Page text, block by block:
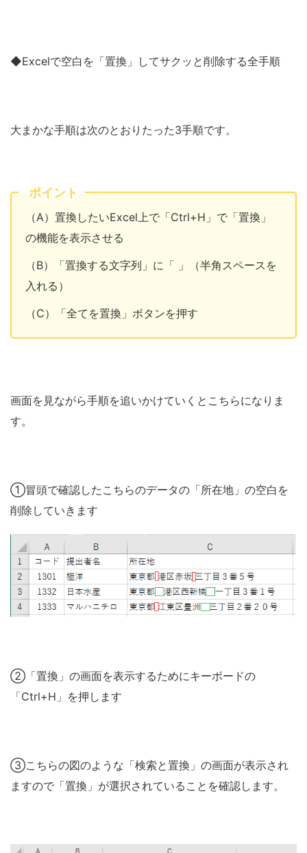
◆Excelで空白を「置換」してサクッと削除する全手順
大まかな手順は次のとおりたった3手順です。
ポイント
（A）置換したいExcel上で「Ctrl+H」で「置換」
の機能を表示させる
（B）「置換する文字列」に「 」（半角スペースを
入れる）
（C）「全てを置換」ボタンを押す
画面を見ながら手順を追いかけていくとこちらになりま
す。
①冒頭で確認したこちらのデータの「所在地」の空白を
削除していきます
②「置換」の画面を表示するためにキーボードの
「Ctrl+H」を押します
③こちらの図のような「検索と置換」の画面が表示され
ますので「置換」が選択されていることを確認します。